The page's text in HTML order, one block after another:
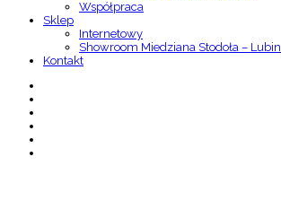
Współpraca
Sklep
Internetowy
Showroom Miedziana Stodoła – Lubin
Kontakt